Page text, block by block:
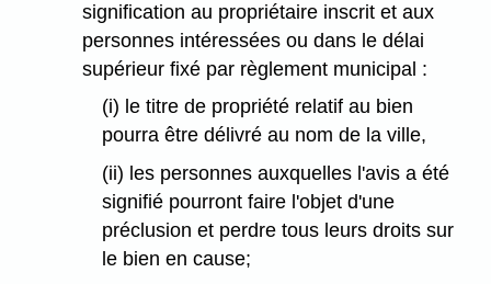
signification au propriétaire inscrit et aux
personnes intéressées ou dans le délai
supérieur fixé par règlement municipal :
(i) le titre de propriété relatif au bien
pourra être délivré au nom de la ville,
(ii) les personnes auxquelles l'avis a été
signifié pourront faire l'objet d'une
préclusion et perdre tous leurs droits sur
le bien en cause;